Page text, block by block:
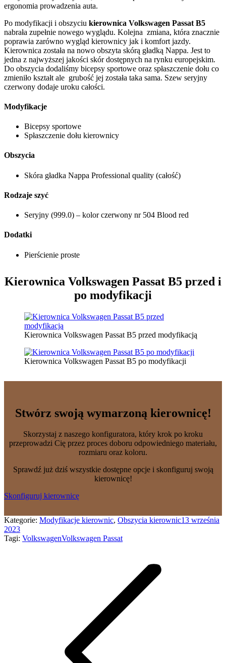
ergonomia prowadzenia auta.
Po modyfikacji i obszyciu kierownica Volkswagen Passat B5
nabrała zupełnie nowego wyglądu. Kolejna zmiana, która znacznie
poprawia zarówno wygląd kierownicy jak i komfort jazdy.
Kierownica została na nowo obszyta skórą gładką Nappa. Jest to
jedna z najwyższej jakości skór dostępnych na rynku europejskim.
Do obszycia dodaliśmy bicepsy sportowe oraz spłaszczenie dołu co
zmieniło kształt ale grubość jej została taka sama. Szew seryjny
czerwony dodaje uroku całości.
Modyfikacje
Bicepsy sportowe
Spłaszczenie dołu kierownicy
Obszycia
Skóra gładka Nappa Professional quality (całość)
Rodzaje szyć
Seryjny (999.0) – kolor czerwony nr 504 Blood red
Dodatki
Pierścienie proste
Kierownica Volkswagen Passat B5 przed i
po modyfikacji
Kierownica Volkswagen Passat B5 przed modyfikacją
Kierownica Volkswagen Passat B5 po modyfikacji
Stwórz swoją wymarzoną kierownicę!
Skorzystaj z naszego konfiguratora, który krok po kroku
przeprowadzi Cię przez proces doboru odpowiedniego materiału,
rozmiaru oraz koloru.
Sprawdź już dziś wszystkie dostępne opcje i skonfiguruj swoją
kierownicę!
Skonfiguruj kierownicę
Kategorie: Modyfikacje kierownic, Obszycia kierownic13 września
2023
Tagi: VolkswagenVolkswagen Passat